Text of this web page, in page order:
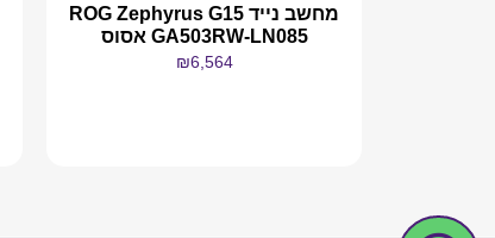
מחשב נייד ROG Zephyrus G15
GA503RW-LN085 אסוס
₪6,564